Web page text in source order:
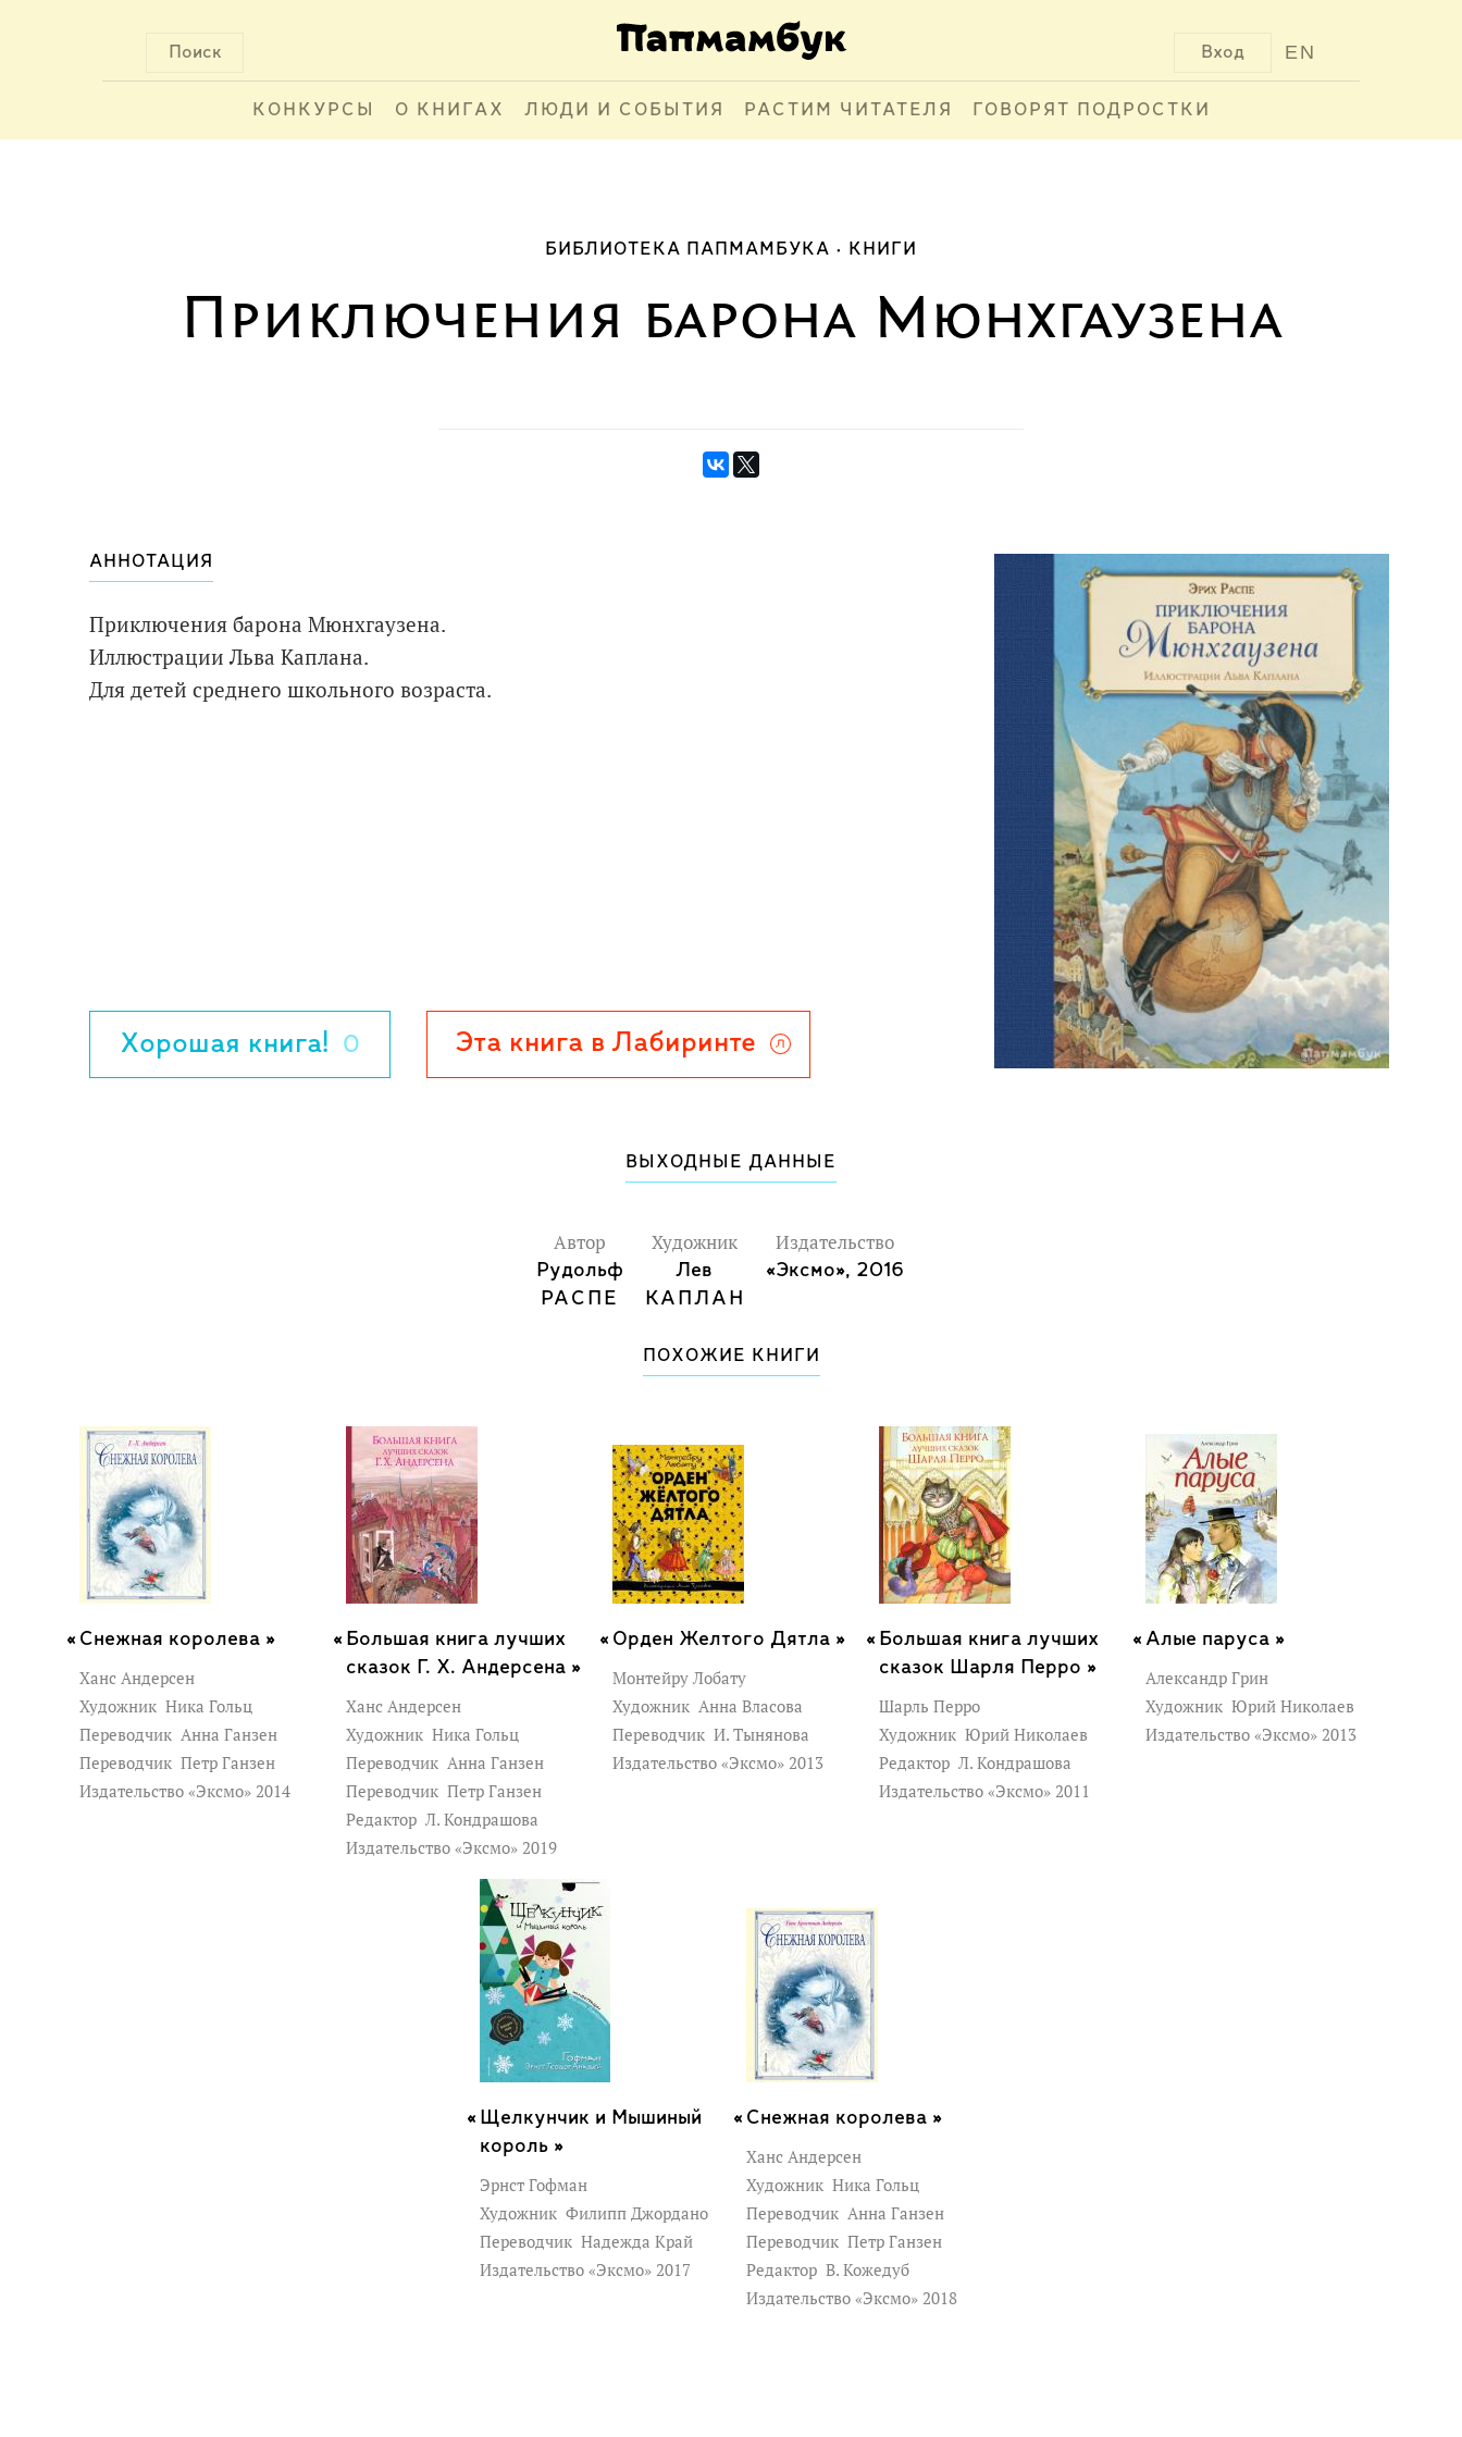
Поиск EN
Вход
КОНКУРСЫ О КНИГАХ ЛЮДИ И СОБЫТИЯ РАСТИМ ЧИТАТЕЛЯ ГОВОРЯТ ПОДРОСТКИ
БИБЛИОТЕКА ПАПМАМБУКА КНИГИ
Приключения барона Мюнхгаузена
АННОТАЦИЯ
Приключения барона Мюнхгаузена.
Иллюстрации Льва Каплана.
Для детей среднего школьного возраста.
Хорошая книга! 0 Эта книга в Лабиринте
ВЫХОДНЫЕ ДАННЫЕ
Автор
Рудольф
РАСПЕ
Художник
Лев
КАПЛАН
Издательство
«Эксмо», 2016
ПОХОЖИЕ КНИГИ
Снежная королева »
Ханс Андерсен
Художник Ника Гольц
Переводчик Анна Ганзен
Переводчик Петр Ганзен
Издательство «Эксмо» 2014
Большая книга лучших
сказок Г. Х. Андерсена »
Ханс Андерсен
Художник Ника Гольц
Переводчик Анна Ганзен
Переводчик Петр Ганзен
Редактор Л. Кондрашова
Издательство «Эксмо» 2019
Орден Желтого Дятла »
Монтейру Лобату
Художник Анна Власова
Переводчик И. Тынянова
Издательство «Эксмо» 2013
Большая книга лучших
сказок Шарля Перро »
Шарль Перро
Художник Юрий Николаев
Редактор Л. Кондрашова
Издательство «Эксмо» 2011
Алые паруса »
Александр Грин
Художник Юрий Николаев
Издательство «Эксмо» 2013
Щелкунчик и Мышиный
король »
Эрнст Гофман
Художник Филипп Джордано
Переводчик Надежда Край
Издательство «Эксмо» 2017
Снежная королева »
Ханс Андерсен
Художник Ника Гольц
Переводчик Анна Ганзен
Переводчик Петр Ганзен
Редактор В. Кожедуб
Издательство «Эксмо» 2018